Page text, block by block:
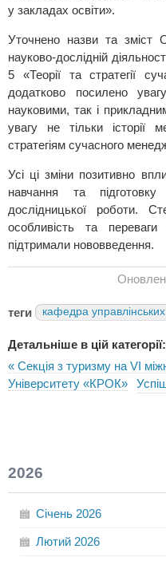
у закладах освіти».
Уточнено назви та зміст
науково-дослідній
5 «Теорії та стратегії
додатково посилено
науковими, так і
увагу не тільки історії
стратегіям сучасного
Усі ці зміни позитивно
навчання та
дослідницької роботи.
особливість та переваги
підтримали нововведення.
теги кафедра управлінських
Детальніше в цій категорії:
« Секція з туризму на VI
Університету «КРОК»
2026
Січень 2026
Лютий 2026